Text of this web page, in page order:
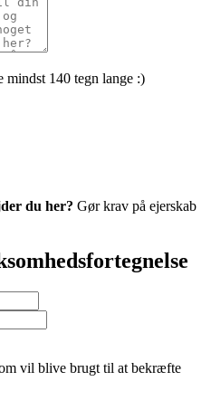
mindst 140 tegn lange :)
du her? Gør krav på ejerskab
vil blive brugt til at bekræfte